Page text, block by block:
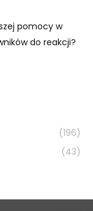
pomocy w
do reakcji?
(196)
(43)